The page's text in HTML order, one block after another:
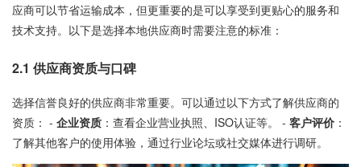
应商可以节省运输成本，但更重要的是可以享受到更贴心的服务和
技术支持。以下是选择本地供应商时需要注意的标准：
2.1 供应商资质与口碑
选择信誉良好的供应商非常重要。可以通过以下方式了解供应商的
资质： - 企业资质 ：查看企业营业执照、ISO认证等。 - 客户评价 ：
了解其他客户的使用体验，通过行业论坛或社交媒体进行调研。